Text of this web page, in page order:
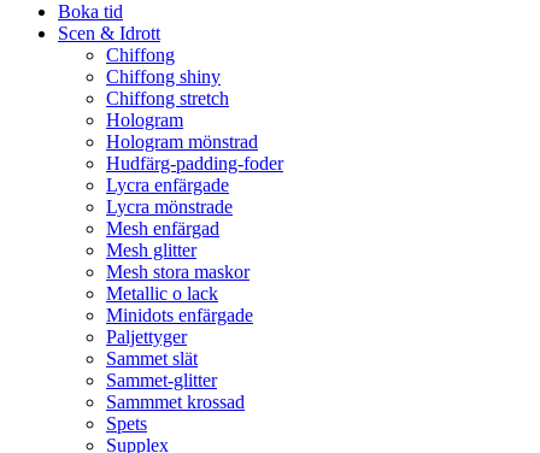
Boka tid
Scen & Idrott
Chiffong
Chiffong shiny
Chiffong stretch
Hologram
Hologram mönstrad
Hudfärg-padding-foder
Lycra enfärgade
Lycra mönstrade
Mesh enfärgad
Mesh glitter
Mesh stora maskor
Metallic o lack
Minidots enfärgade
Paljettyger
Sammet slät
Sammet-glitter
Sammmet krossad
Spets
Supplex